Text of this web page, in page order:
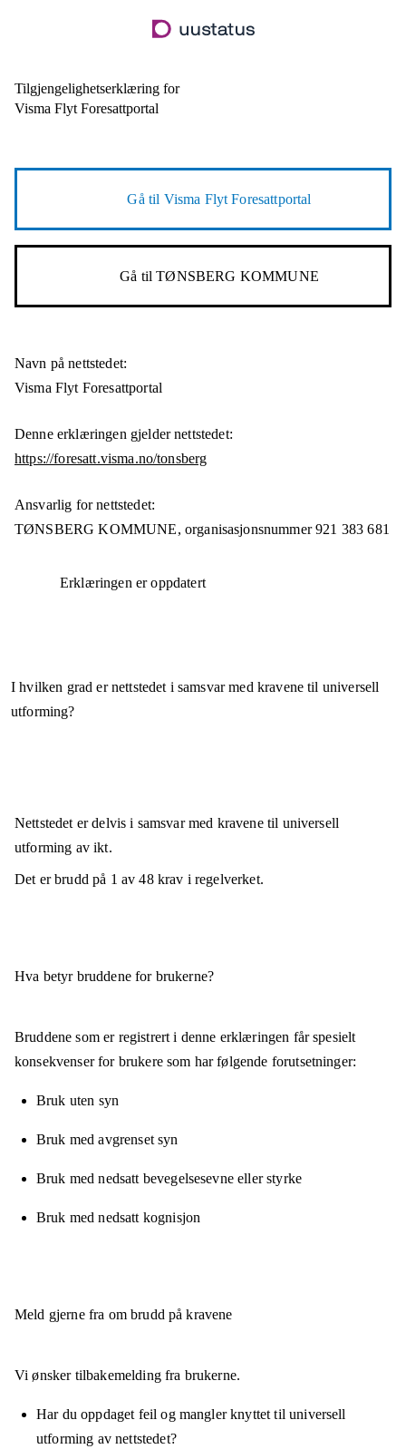
til
Tilgjengelighetserklæring for
Visma Flyt Foresattportal
Gå til Visma Flyt Foresattportal
Gå tilTØNSBERG KOMMUNE
Navn på nettstedet:
Visma Flyt Foresattportal
Denne erklæringen gjelder nettstedet:
https://foresatt.visma.no/tonsberg
Ansvarlig for nettstedet:
TØNSBERG KOMMUNE, organisasjonsnummer 921 383 681
Erklæringen er oppdatert
I hvilken grad er nettstedet i samsvar med kravene til universell
utforming?
Nettstedet erdelvis i samsvarmed kravene til universell
utforming av ikt.
Det er brudd på 1 av48krav i regelverket.
Hva betyr bruddene for brukerne?
Bruddene som er registrert i denne erklæringen får spesielt
konsekvenser for brukere som har følgende forutsetninger:
Bruk uten syn
Bruk med avgrenset syn
Bruk med nedsatt bevegelsesevne eller styrke
Bruk med nedsatt kognisjon
Meld gjerne fra om brudd på kravene
Vi ønsker tilbakemelding fra brukerne.
Har du oppdaget feil og mangler knyttet til universell
utforming av nettstedet?